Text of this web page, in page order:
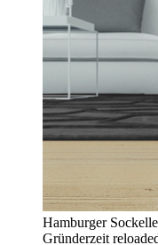
Hamburger
Gründerzeit